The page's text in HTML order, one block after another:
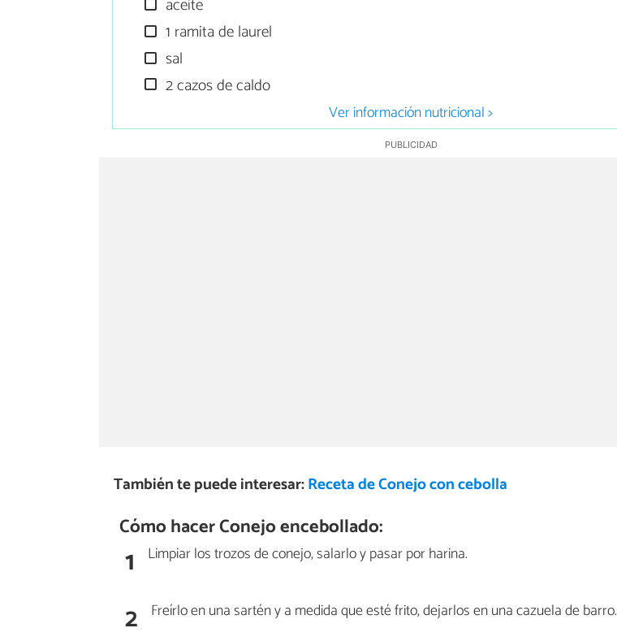
aceite
1 ramita de laurel
sal
2 cazos de caldo
Ver información nutricional >
También te puede interesar:Receta de Conejo con cebolla
Cómo hacer Conejo encebollado:
1 Limpiar los trozos de conejo, salarlo y pasar por harina.
2 Freírlo en una sartén y a medida que esté frito, dejarlos en una cazuela de barro.